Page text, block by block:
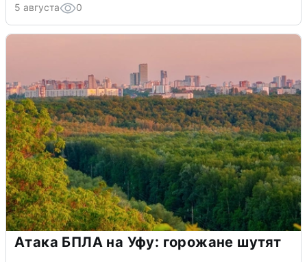
5 августа 0
Атака БПЛА на Уфу: горожане шутят